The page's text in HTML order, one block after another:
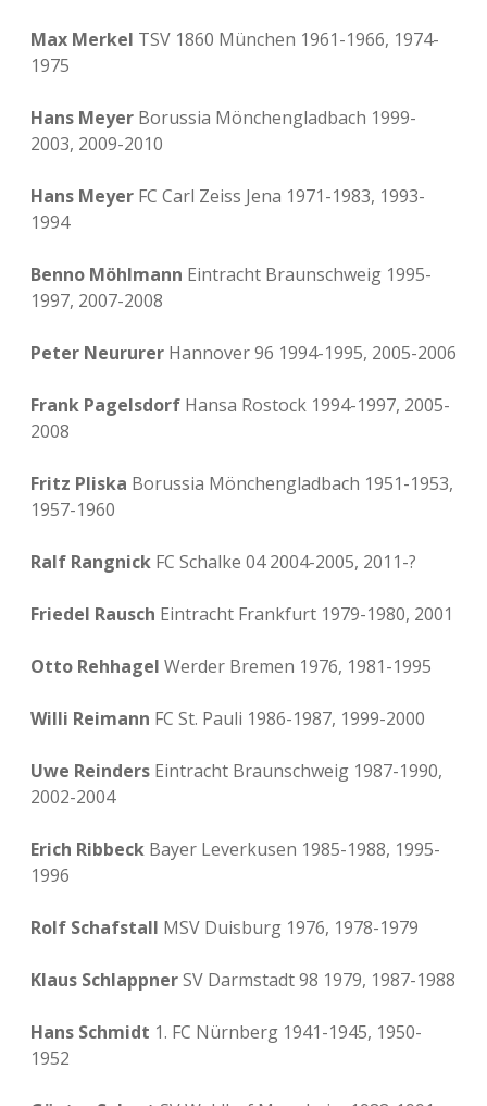
Max Merkel TSV 1860 München 1961-1966, 1974-
1975
Hans Meyer Borussia Mönchengladbach 1999-
2003, 2009-2010
Hans Meyer FC Carl Zeiss Jena 1971-1983, 1993-
1994
Benno Möhlmann Eintracht Braunschweig 1995-
1997, 2007-2008
Peter Neururer Hannover 96 1994-1995, 2005-2006
Frank Pagelsdorf Hansa Rostock 1994-1997, 2005-
2008
Fritz Pliska Borussia Mönchengladbach 1951-1953,
1957-1960
Ralf Rangnick FC Schalke 04 2004-2005, 2011-?
Friedel Rausch Eintracht Frankfurt 1979-1980, 2001
Otto Rehhagel Werder Bremen 1976, 1981-1995
Willi Reimann FC St. Pauli 1986-1987, 1999-2000
Uwe Reinders Eintracht Braunschweig 1987-1990,
2002-2004
Erich Ribbeck Bayer Leverkusen 1985-1988, 1995-
1996
Rolf Schafstall MSV Duisburg 1976, 1978-1979
Klaus SchlappnerSV Darmstadt 98 1979, 1987-1988
Hans Schmidt 1. FC Nürnberg 1941-1945, 1950-
1952